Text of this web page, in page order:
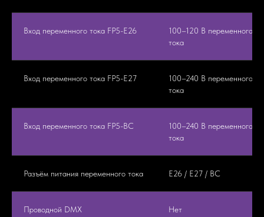
Вход переменного тока FP5-E26
100–120 В переменного
тока
Вход переменного тока FP5-E27
100–240 В переменного
тока
Вход переменного тока FP5-BC
100–240 В переменного
тока
Разъём питания переменного тока E26 / E27 / BC
Проводной DMX Нет